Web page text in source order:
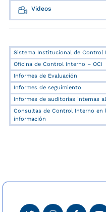
Videos
Sistema Institucional de Control
Oficina de Control Interno – OCI
Informes de Evaluación
Informes de seguimiento
Informes de auditorías internas al
Consultas de Control Interno en
información